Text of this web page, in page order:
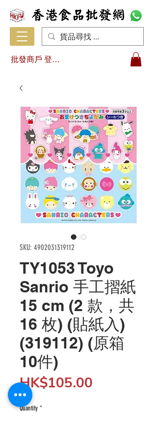
批發商戶 登入/註冊
SKU: 4902031319112
TY1053 Toyo
Sanrio 手工摺紙
15 cm (2 款，共
16 枚) (貼紙入)
(319112) (原箱
10件)
HK$105.00
Quantity *